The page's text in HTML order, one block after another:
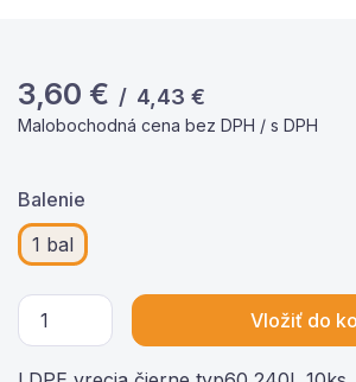
3,60 € / 4,43 €
Malobochodná cena bez DPH / s DPH
Balenie
1 bal
Vložiť do